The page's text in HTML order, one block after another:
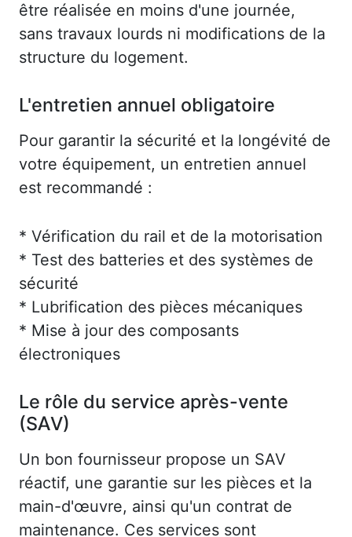
être réalisée en moins d'une journée,
sans travaux lourds ni modifications de la
structure du logement.
L'entretien annuel obligatoire
Pour garantir la sécurité et la longévité de
votre équipement, un entretien annuel
est recommandé :
* Vérification du rail et de la motorisation
* Test des batteries et des systèmes de
sécurité
* Lubrification des pièces mécaniques
* Mise à jour des composants
électroniques
Le rôle du service après-vente
(SAV)
Un bon fournisseur propose un SAV
réactif, une garantie sur les pièces et la
main-d'œuvre, ainsi qu'un contrat de
maintenance. Ces services sont